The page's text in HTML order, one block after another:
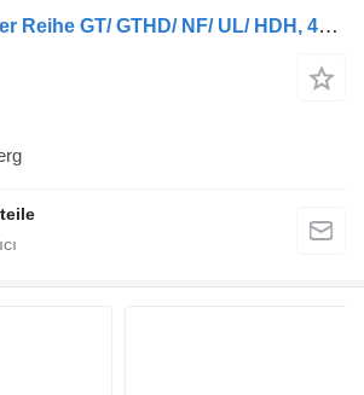
Mercedes-Benz 3er Reihe GT/ GTHD/ NF/ UL/ HDH, 4er Reihe GT/ GTHD/ NF/ UL/ HDH, 5er Reihe GT/ GTHD/ NF/ UL/ HDH, S328DT, S431DT otobüs için Mercedes-Benz alle modelle 3 achser direksiyon rafı